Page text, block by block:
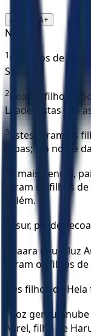
A- A+
NAA
1 Os filhos de
Sobal.
2
Reaías, filho de
Laade; estas são
3
Estes foram os
Idbas; e o nome
e mais Penuel,
foram os filhos
Belém.
Asur, pai de
Naara deu à luz
foram os filhos
Os filhos de
8
Coz gerou
Aarel, filho de